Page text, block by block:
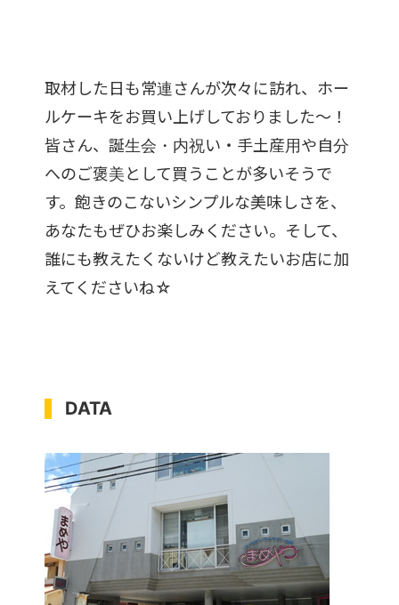
取材した日も常連さんが次々に訪れ、ホー
ルケーキをお買い上げしておりました～！
皆さん、誕生会・内祝い・手土産用や自分
へのご褒美として買うことが多いそうで
す。飽きのこないシンプルな美味しさを、
あなたもぜひお楽しみください。そして、
誰にも教えたくないけど教えたいお店に加
えてくださいね☆
DATA